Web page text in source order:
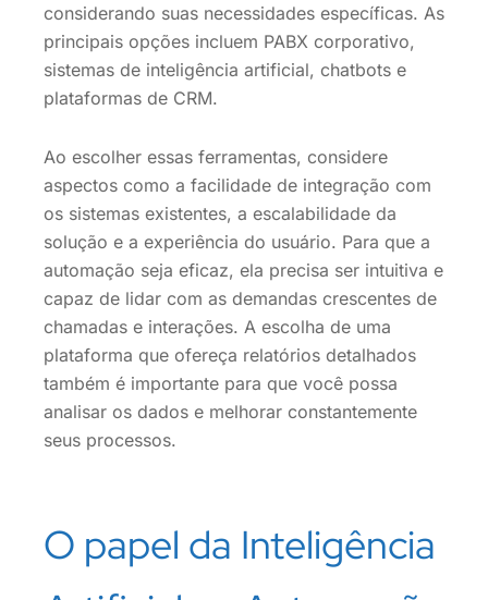
considerando suas necessidades específicas. As
principais opções incluem PABX corporativo,
sistemas de inteligência artificial, chatbots e
plataformas de CRM.
Ao escolher essas ferramentas, considere
aspectos como a facilidade de integração com
os sistemas existentes, a escalabilidade da
solução e a experiência do usuário. Para que a
automação seja eficaz, ela precisa ser intuitiva e
capaz de lidar com as demandas crescentes de
chamadas e interações. A escolha de uma
plataforma que ofereça relatórios detalhados
também é importante para que você possa
analisar os dados e melhorar constantemente
seus processos.
O papel da Inteligência